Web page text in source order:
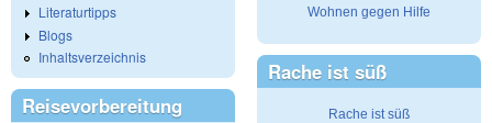
Literaturtipps
Blogs
Inhaltsverzeichnis
Reisevorbereitung
Wohnen gegen Hilfe
Rache ist süß
Rache ist süß